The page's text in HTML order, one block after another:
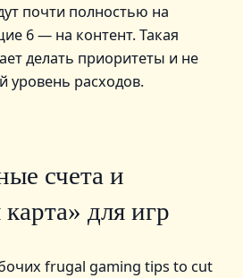
почти полностью на
6 — на контент. Такая
делать приоритеты и не
уровень расходов.
счета и
для игр
frugal gaming tips to cut